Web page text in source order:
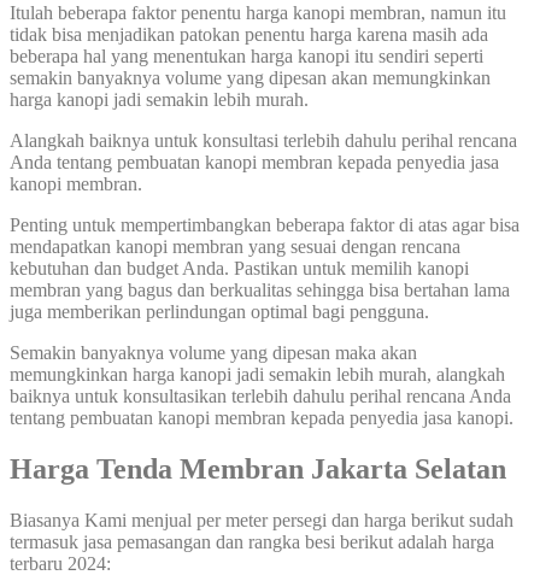
Itulah beberapa faktor penentu harga kanopi membran, namun itu
tidak bisa menjadikan patokan penentu harga karena masih ada
beberapa hal yang menentukan harga kanopi itu sendiri seperti
semakin banyaknya volume yang dipesan akan memungkinkan
harga kanopi jadi semakin lebih murah.
Alangkah baiknya untuk konsultasi terlebih dahulu perihal rencana
Anda tentang pembuatan kanopi membran kepada penyedia jasa
kanopi membran.
Penting untuk mempertimbangkan beberapa faktor di atas agar bisa
mendapatkan kanopi membran yang sesuai dengan rencana
kebutuhan dan budget Anda. Pastikan untuk memilih kanopi
membran yang bagus dan berkualitas sehingga bisa bertahan lama
juga memberikan perlindungan optimal bagi pengguna.
Semakin banyaknya volume yang dipesan maka akan
memungkinkan harga kanopi jadi semakin lebih murah, alangkah
baiknya untuk konsultasikan terlebih dahulu perihal rencana Anda
tentang pembuatan kanopi membran kepada penyedia jasa kanopi.
Harga Tenda Membran Jakarta Selatan
Biasanya Kami menjual per meter persegi dan harga berikut sudah
termasuk jasa pemasangan dan rangka besi berikut adalah harga
terbaru 2024: